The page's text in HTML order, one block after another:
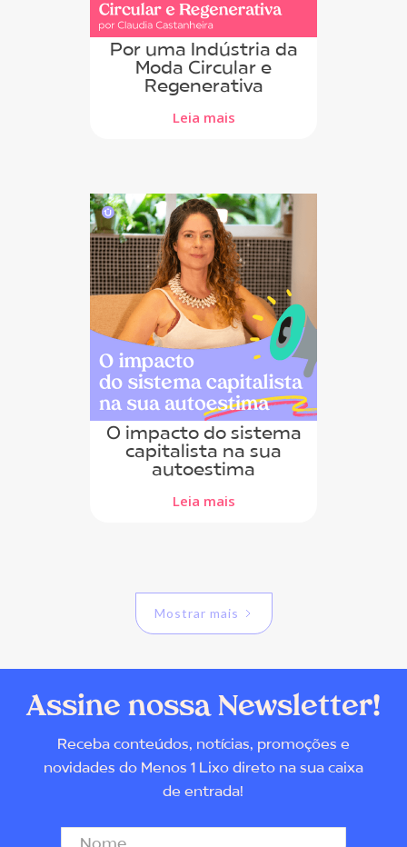
Por uma Indústria da
Moda Circular e
Regenerativa
Leia mais
O impacto do sistema
capitalista na sua
autoestima
Leia mais
Mostrar mais
Assine nossa Newsletter!
Receba conteúdos, notícias, promoções e
novidades do Menos 1 Lixo direto na sua caixa
de entrada!